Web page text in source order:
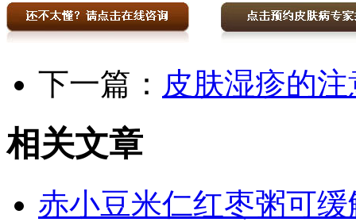
下一篇： 皮肤湿疹的
相关文章
赤小豆米仁红枣粥可